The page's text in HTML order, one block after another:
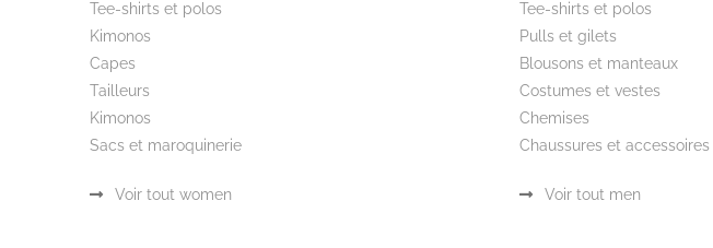
Tee-shirts et polos
Kimonos
Capes
Tailleurs
Kimonos
Sacs et maroquinerie
Voir tout women
Tee-shirts et polos
Pulls et gilets
Blousons et manteaux
Costumes et vestes
Chemises
Chaussures et accessoires
Voir tout men